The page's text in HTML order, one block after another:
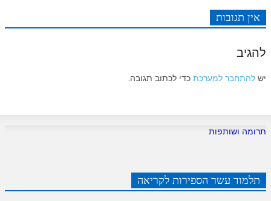
אין תגובות
להגיב
יש להתחבר למערכת כדי לכתוב תגובה.
תרומה ושותפות
תלמוד עשר הספירות לקריאה